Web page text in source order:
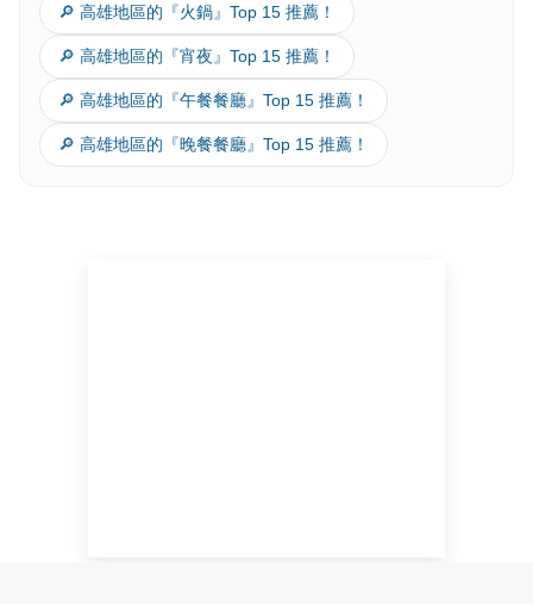
🔎 高雄地區的『火鍋』Top 15 推薦！
🔎 高雄地區的『宵夜』Top 15 推薦！
🔎 高雄地區的『午餐餐廳』Top 15 推薦！
🔎 高雄地區的『晚餐餐廳』Top 15 推薦！